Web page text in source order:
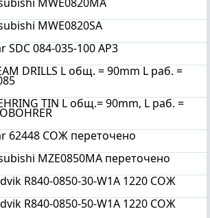
MWE0820SA
SDC 084-035-100 AP3
DRILLS L общ. = 90mm L раб. =
TIN L общ.= 90mm, L раб. =
62448 СОЖ переточено
MZE0850MA переточено
R840-0850-30-W1A 1220 СОЖ
R840-0850-50-W1A 1220 СОЖ